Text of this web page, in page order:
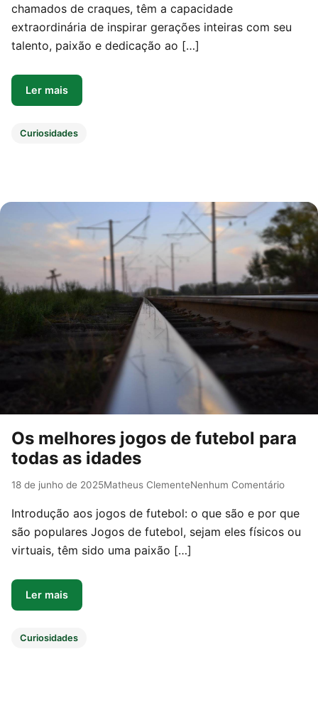
chamados de craques, têm a capacidade
extraordinária de inspirar gerações inteiras com seu
talento, paixão e dedicação ao […]
Ler mais
Curiosidades
Os melhores jogos de futebol para
todas as idades
18 de junho de 2025Matheus ClementeNenhum Comentário
Introdução aos jogos de futebol: o que são e por que
são populares Jogos de futebol, sejam eles físicos ou
virtuais, têm sido uma paixão […]
Ler mais
Curiosidades